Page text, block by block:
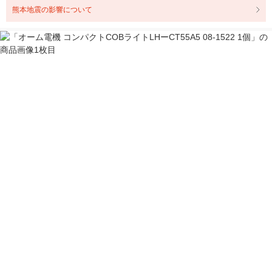
熊本地震の影響について